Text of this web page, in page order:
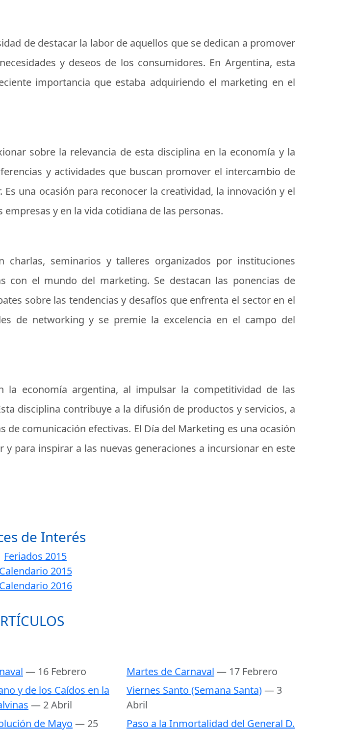
de destacar la labor de aquellos que se dedican a promover
y deseos de los consumidores. En Argentina, esta
importancia que estaba adquiriendo el marketing en el
sobre la relevancia de esta disciplina en la economía y la
y actividades que buscan promover el intercambio de
una ocasión para reconocer la creatividad, la innovación y el
y en la vida cotidiana de las personas.
seminarios y talleres organizados por instituciones
con el mundo del marketing. Se destacan las ponencias de
sobre las tendencias y desafíos que enfrenta el sector en el
de networking y se premie la excelencia en el campo del
la economía argentina, al impulsar la competitividad de las
disciplina contribuye a la difusión de productos y servicios, a
comunicación efectivas. El Día del Marketing es una ocasión
para inspirar a las nuevas generaciones a incursionar en este
de Interés
Feriados 2015
Calendario 2015
Calendario 2016
— 16 Febrero Martes de Carnaval — 17 Febrero
y de los Caídos en la
— 2 Abril
Viernes Santo (Semana Santa)— 3
Abril
de Mayo — 25
Paso a la Inmortalidad del General D.